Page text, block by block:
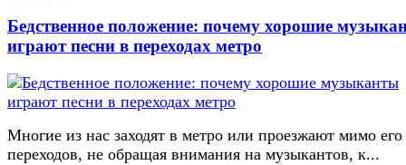
Бедственное положение: почему хорошие
играют песни в переходах метро
Многие из нас заходят в метро или проезжают мимо его
переходов, не обращая внимания на музыкантов, к...